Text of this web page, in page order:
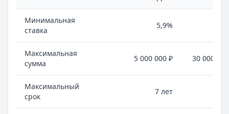
Минимальная
ставка
5,9%
Максимальная
сумма
5 000 000 ₽ 30 000
Максимальный
срок
7 лет